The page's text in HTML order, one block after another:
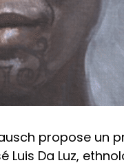
propose un
Da Luz,